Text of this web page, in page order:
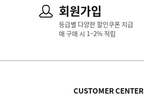
회원가입
등급별 다양한 할인쿠폰 지급
매 구매 시 1~2% 적립
CUSTOMER CENTER